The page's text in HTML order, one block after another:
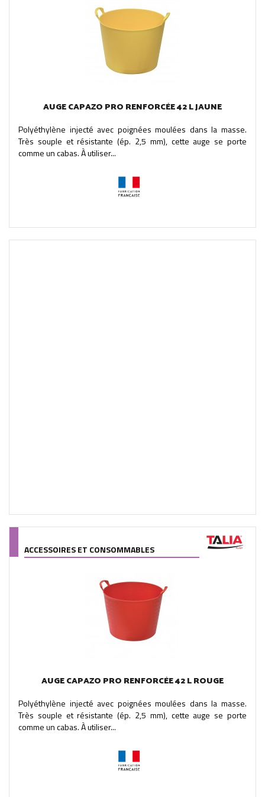
AUGE CAPAZO PRO RENFORCÉE 42 L JAUNE
Polyéthylène injecté avec poignées moulées dans la masse.
Très souple et résistante (ép. 2,5 mm), cette auge se porte
comme un cabas. À utiliser...
ACCESSOIRES ET CONSOMMABLES
AUGE CAPAZO PRO RENFORCÉE 42 L ROUGE
Polyéthylène injecté avec poignées moulées dans la masse.
Très souple et résistante (ép. 2,5 mm), cette auge se porte
comme un cabas. À utiliser...